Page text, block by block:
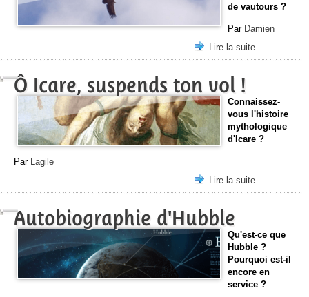
de vautours ?
Par Damien
Lire la suite…
Ô Icare, suspends ton vol !
Connaissez-
vous l'histoire
mythologique
d'Icare ?
Par Lagile
Lire la suite…
Autobiographie d'Hubble
Qu'est-ce que
Hubble ?
Pourquoi est-il
encore en
service ?